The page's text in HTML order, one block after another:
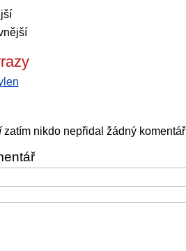
zatím nikdo nepřidal žádný komentář